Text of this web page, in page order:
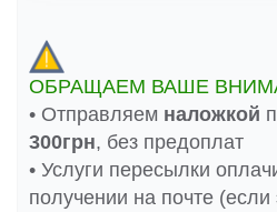
ОБРАЩАЕМ ВАШЕ
• Отправляем наложкой
300грн, без предоплат
• Услуги пересылки
получении на почте (если